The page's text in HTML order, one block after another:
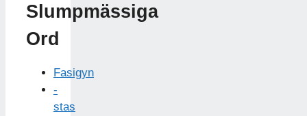
Slumpmässiga
Ord
Fasigyn
-
stas